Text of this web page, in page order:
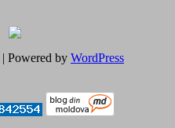
| Powered by WordPress